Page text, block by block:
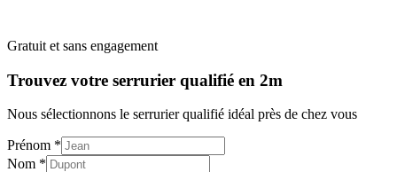
Gratuit et sans engagement
Trouvez votre serrurier qualifié en 2m
Nous sélectionnons le serrurierqualifié idéal près de chez vous
Prénom *
Nom *